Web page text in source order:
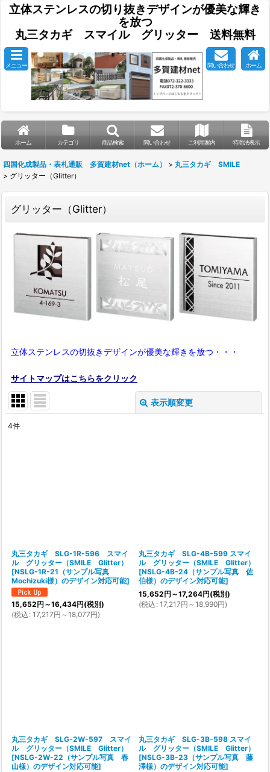
立体ステンレスの切り抜きデザインが優美な輝き
を放つ
丸三タカギ スマイル グリッター 送料無料
メニュー 問い合わせ ホーム
ホーム カテゴリ 商品検索 問い合わせ ご利用案内 特商法表示
四国化成製品・表札通販 多賀建材net（ホーム） > 丸三タカギ SMILE
> グリッター（Glitter）
グリッター（Glitter）
立体ステンレスの切抜きデザインが優美な輝きを放つ・・・
サイトマップはこちらをクリック
表示順変更
4件
丸三タカギ SLG-1R-596 スマイ
ル グリッター（SMILE Glitter）
[NSLG-1R-21（サンプル写真
Mochizuki様）のデザイン対応可能]
15,652円 ～16,434円(税別)
(税込 : 17,217円 ～18,077円)
丸三タカギ SLG-4B-599 スマイ
ル グリッター（SMILE Glitter）
[NSLG-4B-24（サンプル写真 佐
伯様）のデザイン対応可能]
15,652円 ～17,264円(税別)
(税込 : 17,217円 ～18,990円)
丸三タカギ SLG-2W-597 スマイ
ル グリッター（SMILE Glitter）
[NSLG-2W-22（サンプル写真 春
山様）のデザイン対応可能]
丸三タカギ SLG-3B-598 スマイ
ル グリッター（SMILE Glitter）
[NSLG-3B-23（サンプル写真 藤
澤様）のデザイン対応可能]